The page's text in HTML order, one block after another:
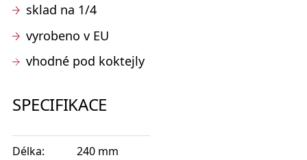
sklad na 1/4
vyrobeno v EU
vhodné pod koktejly
SPECIFIKACE
Délka: 240 mm